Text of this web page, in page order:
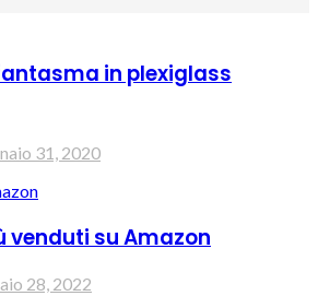
in plexiglass
31, 2020
venduti su Amazon
28, 2022